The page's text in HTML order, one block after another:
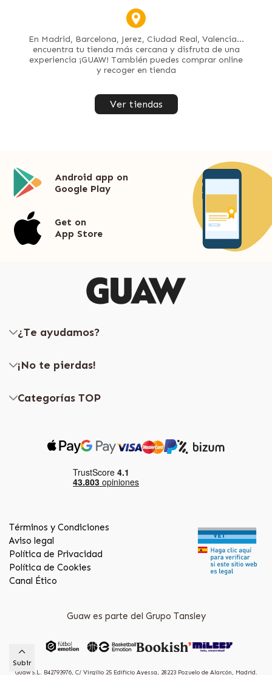
En Madrid, Barcelona, Jerez, Ciudad Real, Valencia...
encuentra tu tienda más cercana y disfruta de una
experiencia ¡GUAW! También puedes comprar online
y recoger en tienda
Ver tiendas
Android app on
Google Play
Get on
App Store
¿Te ayudamos?
¡No te pierdas!
Categorías TOP
Términos y Condiciones
Aviso legal
Política de Privacidad
Política de Cookies
Canal Ético
Guaw es parte del Grupo Tansley
Guaw S.L. B42793976, C/ Virgilio 25 Edificio Ayessa, 28223 Pozuelo de Alarcón, Madrid.
Subir